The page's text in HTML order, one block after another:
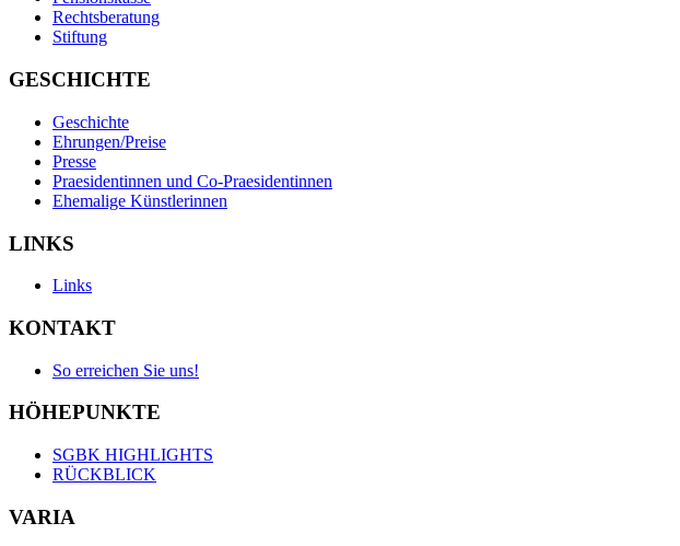
Rechtsberatung
Stiftung
GESCHICHTE
Geschichte
Ehrungen/Preise
Presse
Praesidentinnen und Co-Praesidentinnen
Ehemalige Künstlerinnen
LINKS
Links
KONTAKT
So erreichen Sie uns!
HÖHEPUNKTE
SGBK HIGHLIGHTS
RÜCKBLICK
VARIA